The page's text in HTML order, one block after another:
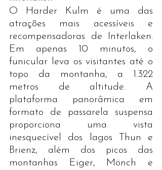
O Harder Kulm é uma das
atrações mais acessíveis e
recompensadoras de Interlaken.
Em apenas 10 minutos, o
funicular leva os visitantes até o
topo da montanha, a 1.322
metros de altitude. A
plataforma panorâmica em
formato de passarela suspensa
proporciona uma vista
inesquecível dos lagos Thun e
Brienz, além dos picos das
montanhas Eiger, Mönch e